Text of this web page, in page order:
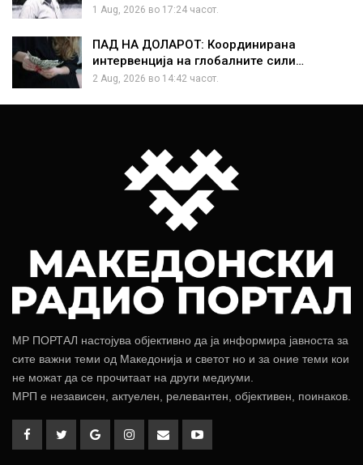
1 Aug, 2026 во 17:24 часот.
ПАД НА ДОЛАРОТ: Координирана
интервенција на глобалните сили…
2 Aug, 2026 во 14:42 часот.
МР ПОРТАЛ настојува објективно да ја информира јавноста за
сите важни теми од Македонија и светот но и за оние теми кои
не можат да се прочитаат на други медиуми.
МРП е независен, актуелен, релевантен, објективен, поинаков.